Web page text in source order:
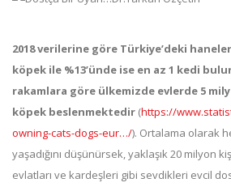
2018 verilerine göre Türkiye’deki
köpek ile %13’ünde ise en az 1 kedi
rakamlara göre ülkemizde evlerde 5
köpek beslenmektedir (https://
owning-cats-dogs-eur…/). Ortalama olarak
yaşadığını düşünürsek, yaklaşık 20 milyon
evlatları ve kardeşleri gibi sevdikleri evcil